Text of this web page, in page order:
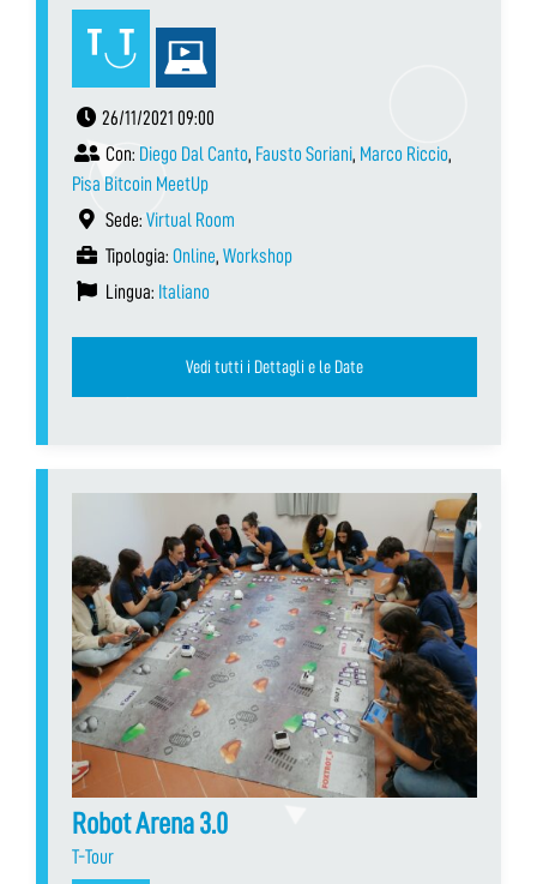
26/11/2021 09:00
Con: Diego Dal Canto, Fausto Soriani, Marco Riccio,
Pisa Bitcoin MeetUp
Sede: Virtual Room
Tipologia: Online, Workshop
Lingua: Italiano
Vedi tutti i Dettagli e le Date
Robot Arena 3.0
T-Tour